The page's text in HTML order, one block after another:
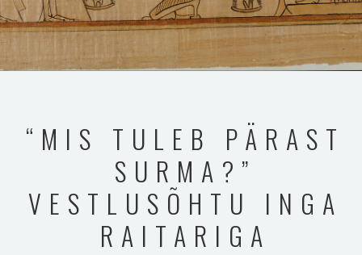
“MIS TULEB PÄRAST
SURMA?”
VESTLUSÕHTU INGA
RAITARIGA